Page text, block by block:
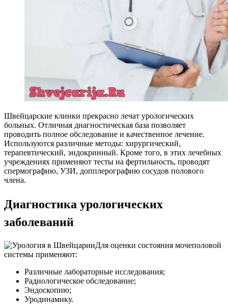
Швейцарские клинки прекрасно лечат урологических
больных. Отличная диагностическая база позволяет
проводить полное обследование и качественное лечение.
Используются различные методы: хирургический,
терапевтический, эндокринный. Кроме того, в этих лечебных
учреждениях применяют тесты на фертильность, проводят
спермографию, УЗИ, допплерографию сосудов полового
члена.
Диагностика урологических
заболеваний
Для оценки состояния мочеполовой
системы применяют:
Различные лабораторные исследования;
Радиологическое обследование;
Эндоскопию;
Уродинамику.